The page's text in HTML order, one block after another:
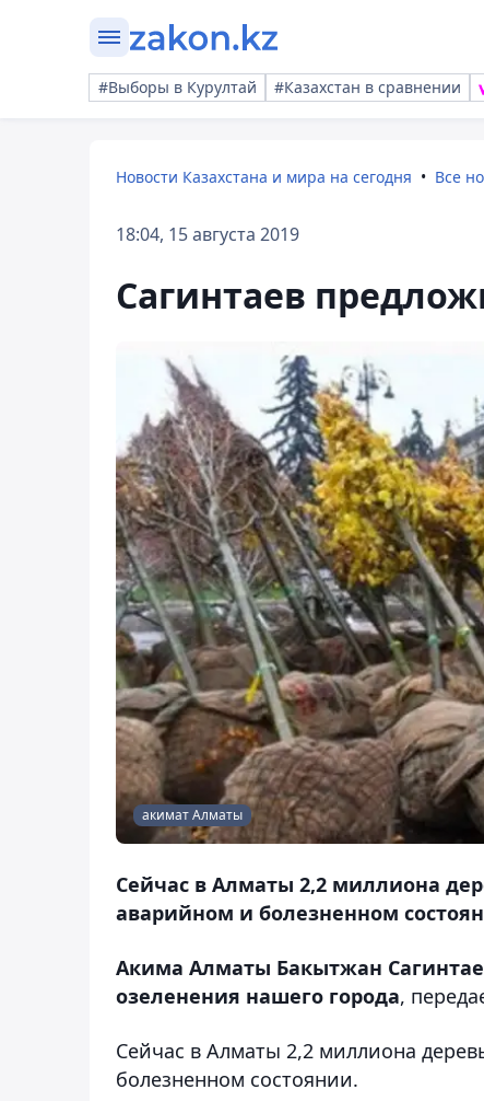
#Выборы в Курултай #Казахстан в сравнении
Новости Казахстана и мира на сегодня Все
18:04, 15 августа 2019
Сагинтаев
акимат Алматы
Сейчас в Алматы 2,2 миллиона
аварийном и болезненном
Акима Алматы Бакытжан
озеленения нашего города,
Сейчас в Алматы 2,2 миллиона
болезненном состоянии.